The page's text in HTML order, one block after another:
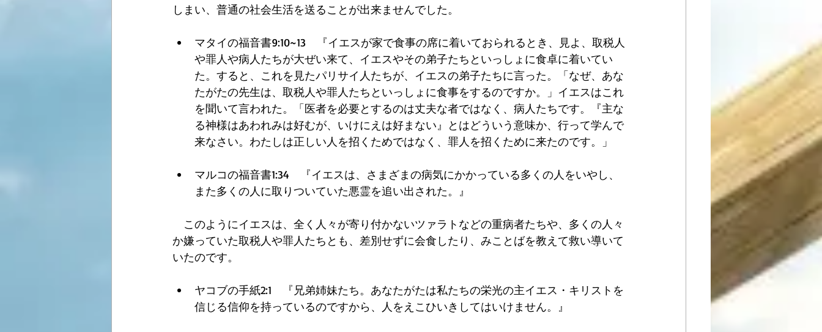
しまい、普通の社会生活を送ることが出来ませんでした。
マタイの福音書9:10~13　『イエスが家で食事の席に着いておられるとき、見よ、取税人
や罪人や病人たちが大ぜい来て、イエスやその弟子たちといっしょに食卓に着いてい
た。すると、これを見たパリサイ人たちが、イエスの弟子たちに言った。「なぜ、あな
たがたの先生は、取税人や罪人たちといっしょに食事をするのですか。」イエスはこれ
を聞いて言われた。「医者を必要とするのは丈夫な者ではなく、病人たちです。『主な
る神様はあわれみは好むが、いけにえは好まない』とはどういう意味か、行って学んで
来なさい。わたしは正しい人を招くためではなく、罪人を招くために来たのです。」
マルコの福音書1:34　『イエスは、さまざまの病気にかかっている多くの人をいやし、
また多くの人に取りついていた悪霊を追い出された。』
このようにイエスは、全く人々が寄り付かないツァラトなどの重病者たちや、多くの人々
か嫌っていた取税人や罪人たちとも、差別せずに会食したり、みことばを教えて救い導いて
いたのです。
ヤコブの手紙2:1　『兄弟姉妹たち。あなたがたは私たちの栄光の主イエス・キリストを
信じる信仰を持っているのですから、人をえこひいきしてはいけません。』